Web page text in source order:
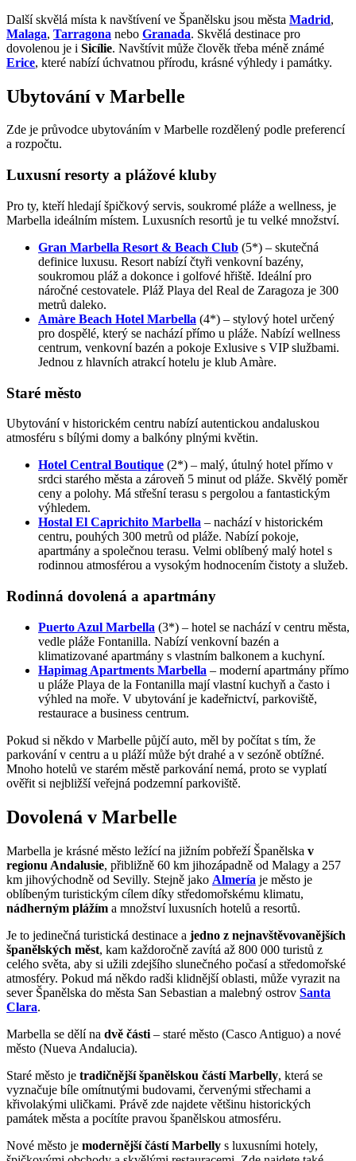
Další skvělá místa k navštívení ve Španělsku jsou města Madrid,
Malaga, Tarragona nebo Granada. Skvělá destinace pro
dovolenou je i Sicílie. Navštívit může člověk třeba méně známé
Erice, které nabízí úchvatnou přírodu, krásné výhledy i památky.
Ubytování v Marbelle
Zde je průvodce ubytováním v Marbelle rozdělený podle preferencí
a rozpočtu.
Luxusní resorty a plážové kluby
Pro ty, kteří hledají špičkový servis, soukromé pláže a wellness, je
Marbella ideálním místem. Luxusních resortů je tu velké množství.
Gran Marbella Resort & Beach Club (5*) – skutečná
definice luxusu. Resort nabízí čtyři venkovní bazény,
soukromou pláž a dokonce i golfové hřiště. Ideální pro
náročné cestovatele. Pláž Playa del Real de Zaragoza je 300
metrů daleko.
Amàre Beach Hotel Marbella (4*) – stylový hotel určený
pro dospělé, který se nachází přímo u pláže. Nabízí wellness
centrum, venkovní bazén a pokoje Exlusive s VIP službami.
Jednou z hlavních atrakcí hotelu je klub Amàre.
Staré město
Ubytování v historickém centru nabízí autentickou andaluskou
atmosféru s bílými domy a balkóny plnými květin.
Hotel Central Boutique (2*) – malý, útulný hotel přímo v
srdci starého města a zároveň 5 minut od pláže. Skvělý poměr
ceny a polohy. Má střešní terasu s pergolou a fantastickým
výhledem.
Hostal El Caprichito Marbella – nachází v historickém
centru, pouhých 300 metrů od pláže. Nabízí pokoje,
apartmány a společnou terasu. Velmi oblíbený malý hotel s
rodinnou atmosférou a vysokým hodnocením čistoty a služeb.
Rodinná dovolená a apartmány
Puerto Azul Marbella (3*) – hotel se nachází v centru města,
vedle pláže Fontanilla. Nabízí venkovní bazén a
klimatizované apartmány s vlastním balkonem a kuchyní.
Hapimag Apartments Marbella – moderní apartmány přímo
u pláže Playa de la Fontanilla mají vlastní kuchyň a často i
výhled na moře. V ubytování je kadeřnictví, parkoviště,
restaurace a business centrum.
Pokud si někdo v Marbelle půjčí auto, měl by počítat s tím, že
parkování v centru a u pláží může být drahé a v sezóně obtížné.
Mnoho hotelů ve starém městě parkování nemá, proto se vyplatí
ověřit si nejbližší veřejná podzemní parkoviště.
Dovolená v Marbelle
Marbella je krásné město ležící na jižním pobřeží Španělska v
regionu Andalusie, přibližně 60 km jihozápadně od Malagy a 257
km jihovýchodně od Sevilly. Stejně jako Almería je město je
oblíbeným turistickým cílem díky středomořskému klimatu,
nádherným plážím a množství luxusních hotelů a resortů.
Je to jedinečná turistická destinace a jedno z nejnavštěvovanějších
španělských měst, kam každoročně zavítá až 800 000 turistů z
celého světa, aby si užili zdejšího slunečného počasí a středomořské
atmosféry. Pokud má někdo radši klidnější oblasti, může vyrazit na
sever Španělska do města San Sebastian a malebný ostrov Santa
Clara.
Marbella se dělí na dvě části – staré město (Casco Antiguo) a nové
město (Nueva Andalucia).
Staré město je tradičnější španělskou částí Marbelly, která se
vyznačuje bíle omítnutými budovami, červenými střechami a
křivolakými uličkami. Právě zde najdete většinu historických
památek města a pocítíte pravou španělskou atmosféru.
Nové město je modernější částí Marbelly s luxusními hotely,